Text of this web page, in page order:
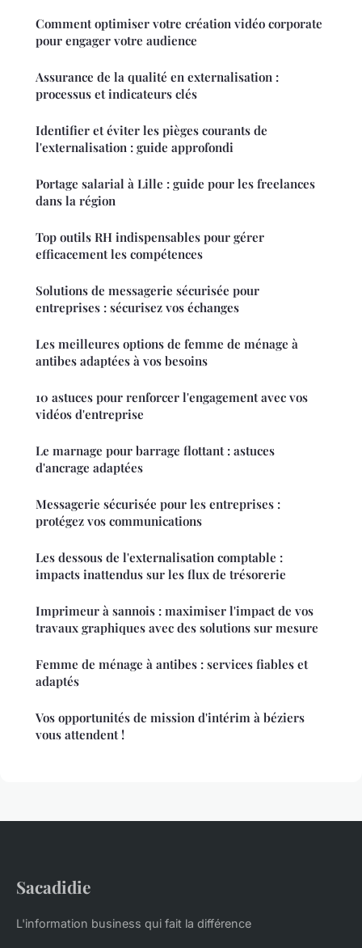
Comment optimiser votre création vidéo corporate
pour engager votre audience
Assurance de la qualité en externalisation :
processus et indicateurs clés
Identifier et éviter les pièges courants de
l'externalisation : guide approfondi
Portage salarial à Lille : guide pour les freelances
dans la région
Top outils RH indispensables pour gérer
efficacement les compétences
Solutions de messagerie sécurisée pour
entreprises : sécurisez vos échanges
Les meilleures options de femme de ménage à
antibes adaptées à vos besoins
10 astuces pour renforcer l'engagement avec vos
vidéos d'entreprise
Le marnage pour barrage flottant : astuces
d'ancrage adaptées
Messagerie sécurisée pour les entreprises :
protégez vos communications
Les dessous de l'externalisation comptable :
impacts inattendus sur les flux de trésorerie
Imprimeur à sannois : maximiser l'impact de vos
travaux graphiques avec des solutions sur mesure
Femme de ménage à antibes : services fiables et
adaptés
Vos opportunités de mission d'intérim à béziers
vous attendent !
Sacadidie
L'information business qui fait la différence